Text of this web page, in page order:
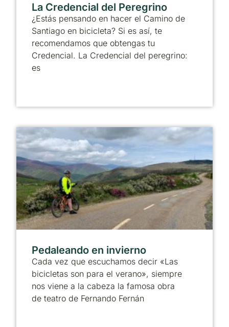
La Credencial del Peregrino
¿Estás pensando en hacer el Camino de
Santiago en bicicleta? Si es así, te
recomendamos que obtengas tu
Credencial. La Credencial del peregrino:
es
Pedaleando en invierno
Cada vez que escuchamos decir «Las
bicicletas son para el verano», siempre
nos viene a la cabeza la famosa obra
de teatro de Fernando Fernán